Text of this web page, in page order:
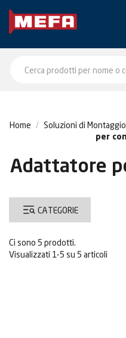
Home Soluzioni di
per
Adattatore
CATEGORIE
Ci sono 5 prodotti.
Visualizzati 1-5 su 5 articoli